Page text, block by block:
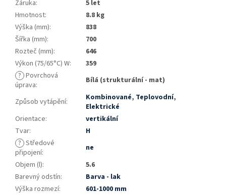
Záruka:
5 let
Hmotnost:
8.8 kg
Výška (mm):
838
Šířka (mm):
700
Rozteč (mm):
646
Výkon (75/65°C) W:
359
? Povrchová
úprava: Bílá (strukturální - mat)
Způsob vytápění: Kombinované, Teplovodní,
Elektrické
Orientace:
vertikální
Tvar:
H
? Středové
připojení:
ne
Objem (l):
5.6
Barevný odstín:
Barva - lak
Výška rozmezí:
601-1000 mm